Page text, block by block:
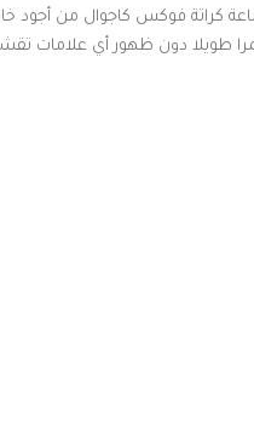
100%: تم صناعة كراتة فوكس كاجوال
طويلا دون ظهور أي علامات